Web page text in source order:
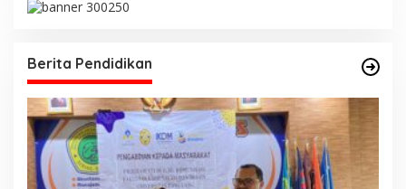
Berita Pendidikan